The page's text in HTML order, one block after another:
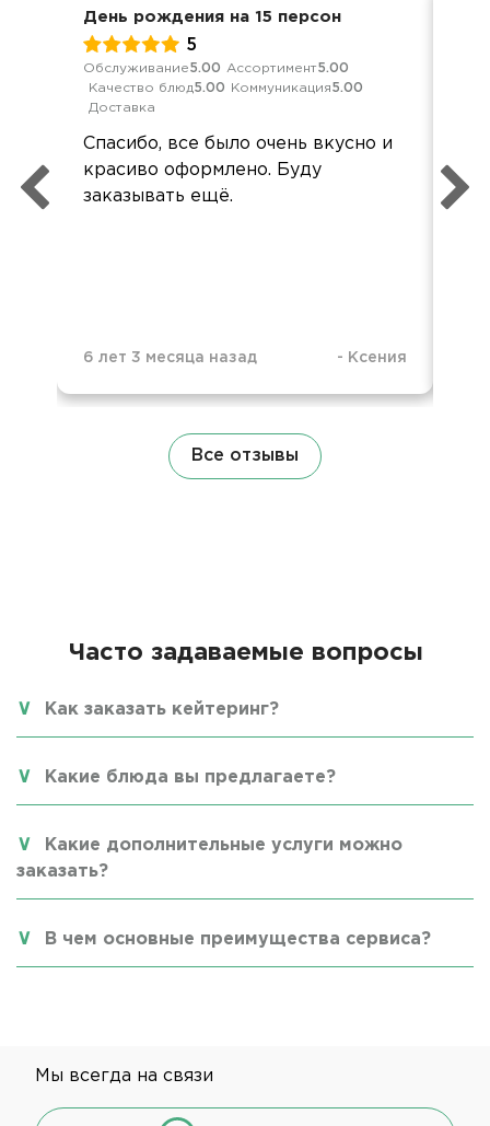
День рождения на 15 персон
5
Обслуживание5.00 Ассортимент5.00
Качество блюд5.00 Коммуникация5.00
Доставка
Спасибо, все было очень вкусно и
красиво оформлено. Буду
заказывать ещё.
6 лет 3 месяца назад - Ксения
Все отзывы
Часто задаваемые вопросы
Как заказать кейтеринг?
Какие блюда вы предлагаете?
Какие дополнительные услуги можно
заказать?
В чем основные преимущества сервиса?
Мы всегда на связи